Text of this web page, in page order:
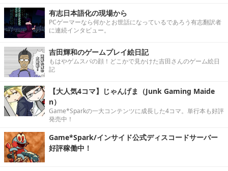
有志日本語化の現場から
PCゲーマーなら何かとお世話になっているであろう有志翻訳者
に連続インタビュー。
吉田輝和のゲームプレイ絵日記
もはやゲムスパの顔！どこかで見かけた吉田さんのゲーム絵日
記
【大人気4コマ】じゃんげま（Junk Gaming Maide
n）
Game*Sparkの一大コンテンツに成長した4コマ。単行本も好評
発売中！
Game*Spark/インサイド公式ディスコードサーバー
好評稼働中！